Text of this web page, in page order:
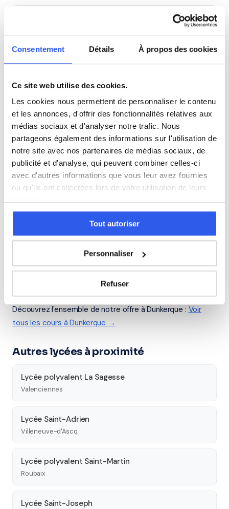
Consentement Détails À propos des cookies
Ce site web utilise des cookies.
Les cookies nous permettent de personnaliser le contenu
et les annonces, d'offrir des fonctionnalités relatives aux
médias sociaux et d'analyser notre trafic. Nous
partageons également des informations sur l'utilisation de
notre site avec nos partenaires de médias sociaux, de
publicité et d'analyse, qui peuvent combiner celles-ci
avec d'autres informations que vous leur avez fournies
ou qu'ils ont collectées lors de votre utilisation de leurs
Tout autoriser
Personnaliser
Refuser
Philosophie
Histoire
Économie
Espagnol
Allemand
Cours par niveau
Seconde Première Terminale
Études supérieures
Tous les cours particuliers à Dunkerque
Découvrez l'ensemble de notre offre à Dunkerque : Voir
tous les cours à Dunkerque →
Autres lycées à proximité
Lycée polyvalent La Sagesse
Valenciennes
Lycée Saint-Adrien
Villeneuve-d'Ascq
Lycée polyvalent Saint-Martin
Roubaix
Lycée Saint-Joseph